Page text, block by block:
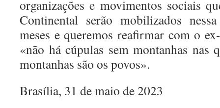
organizações e movimentos sociais
Continental serão mobilizados
meses e queremos reafirmar com o
«não há cúpulas sem montanhas nas
montanhas são os povos».
Brasília, 31 de maio de 2023